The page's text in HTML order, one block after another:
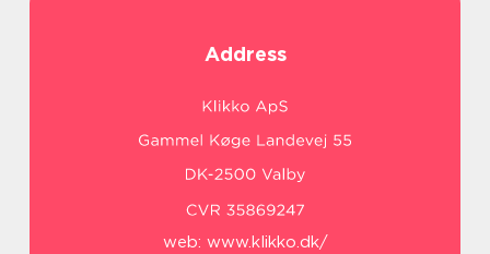
Address
web: www.klikko.dk/